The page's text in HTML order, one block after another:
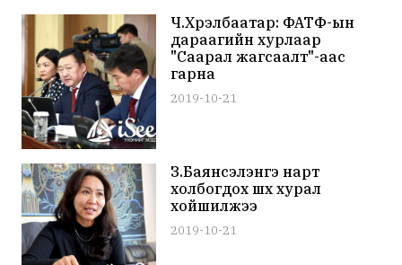
Ч.Хүрэлбаатар: ФАТФ-ын
дараагийн хурлаар
"Саарал жагсаалт"-аас
гарна
2019-10-21
З.Баянсэлэнгэ нарт
холбогдох шүүх хурал
хойшилжээ
2019-10-21